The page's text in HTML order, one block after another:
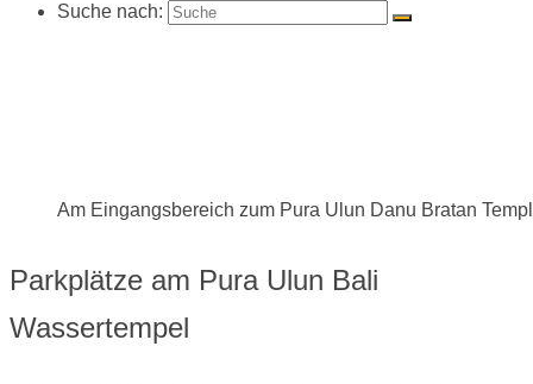
Suche nach:
Am Eingangsbereich zum Pura Ulun Danu Bratan
Parkplätze am Pura Ulun Bali
Wassertempel